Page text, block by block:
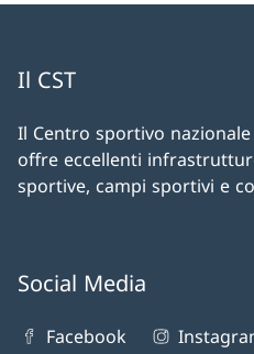
Il CST
Il Centro sportivo
offre eccellenti
sportive, campi sportivi e
Social Media
Facebook